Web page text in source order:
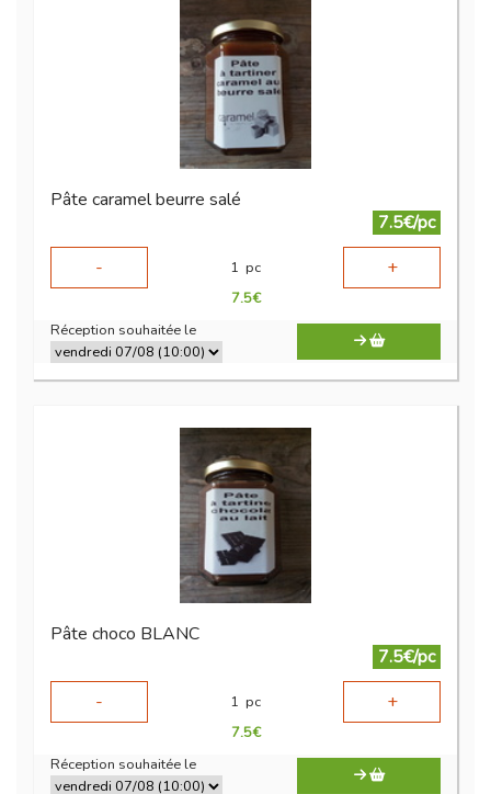
Pâte caramel beurre salé
7.5€/pc
-
1 pc +
7.5€
Réception souhaitée le
Pâte choco BLANC
7.5€/pc
-
1 pc +
7.5€
Réception souhaitée le